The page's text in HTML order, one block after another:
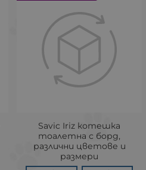
Savic Iriz котешка
тоалетна с борд,
различни цветове и
размери